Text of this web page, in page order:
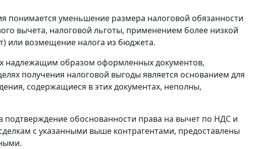
понимается уменьшение размера налоговой обязанности
вычета, налоговой льготы, применением более низкой
или возмещение налога из бюджета.
надлежащим образом оформленных документов,
получения налоговой выгоды является основанием для
содержащиеся в этих документах, неполны,
подтверждение обоснованности права на вычет по НДС и
с указанными выше контрагентами, предоставлены